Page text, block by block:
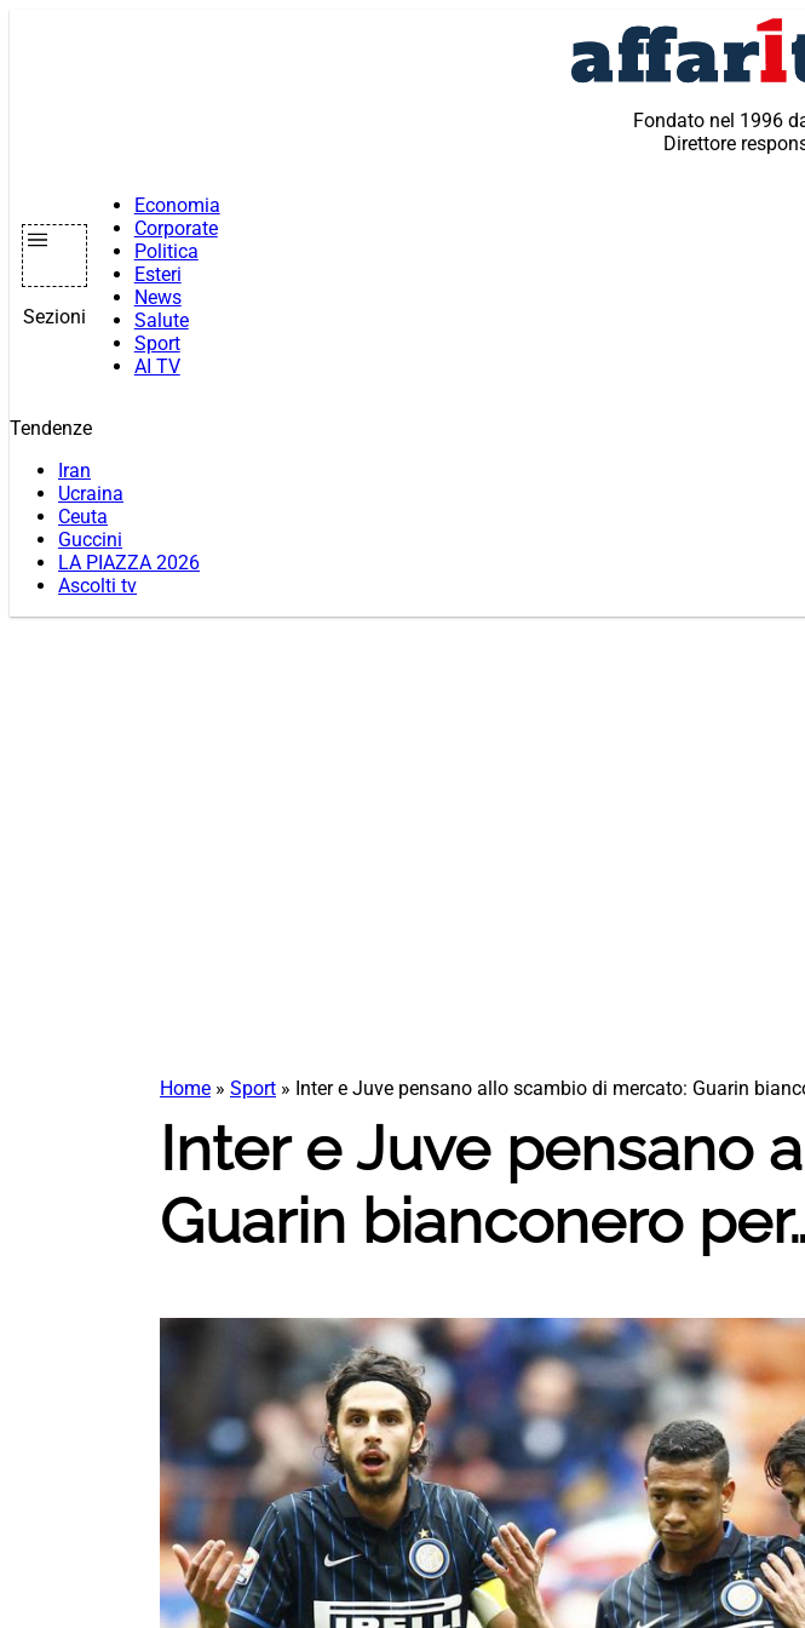
Fondato nel 1996
Direttore
Sezioni
Economia
Corporate
Politica
Esteri
News
Salute
Sport
AI TV
Tendenze
Iran
Ucraina
Ceuta
Guccini
LA PIAZZA 2026
Ascolti tv
Home » Sport » Inter e Juve pensano allo scambio di mercato: Guarin
Inter e Juve pensano
Guarin bianconero